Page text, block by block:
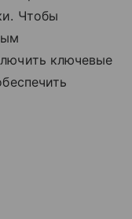
Чтобы
ключевые